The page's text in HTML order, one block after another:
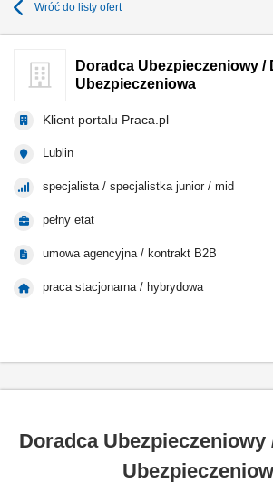
Wróć do listy ofert
Doradca Ubezpieczeniowy /
Ubezpieczeniowa
Klient portalu Praca.pl
Lublin
specjalista / specjalistka junior / mid
pełny etat
umowa agencyjna / kontrakt B2B
praca stacjonarna / hybrydowa
Doradca Ubezpieczeniowy